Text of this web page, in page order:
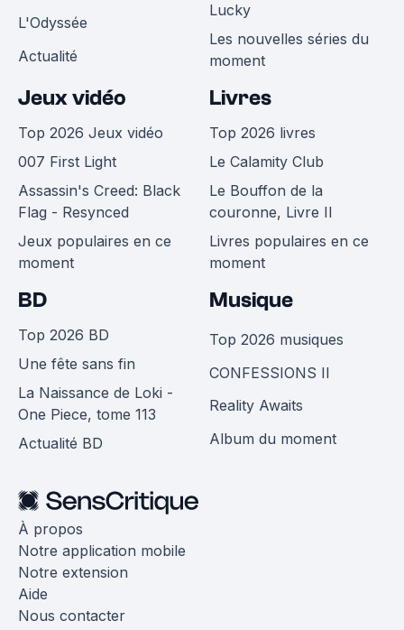
L'Odyssée
Actualité
Lucky
Les nouvelles séries du
moment
Jeux vidéo
Top 2026 Jeux vidéo
007 First Light
Assassin's Creed: Black
Flag - Resynced
Jeux populaires en ce
moment
Livres
Top 2026 livres
Le Calamity Club
Le Bouffon de la
couronne, Livre II
Livres populaires en ce
moment
BD
Top 2026 BD
Une fête sans fin
La Naissance de Loki -
One Piece, tome 113
Actualité BD
Musique
Top 2026 musiques
CONFESSIONS II
Reality Awaits
Album du moment
À propos
Notre application mobile
Notre extension
Aide
Nous contacter